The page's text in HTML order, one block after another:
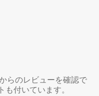
らのレビューを確認で
付いています。